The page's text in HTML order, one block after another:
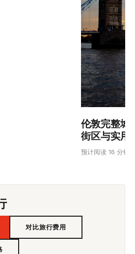
伦敦完整城
街区与实用
预计阅读 16 分钟
对比旅行费用